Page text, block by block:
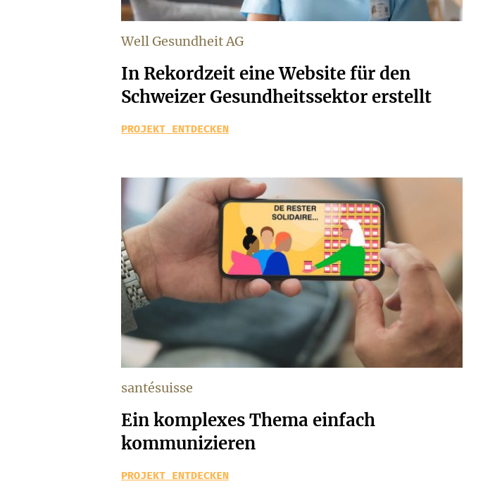
Well Gesundheit AG
In Rekordzeit eine Website für den
Schweizer Gesundheitssektor erstellt
PROJEKT ENTDECKEN
santésuisse
Ein komplexes Thema einfach
kommunizieren
PROJEKT ENTDECKEN